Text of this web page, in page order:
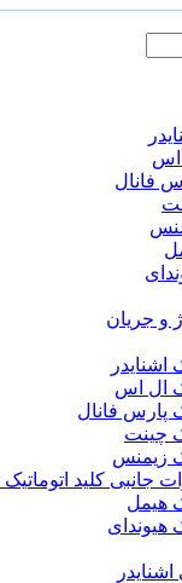
اس
فانال
و‌ جریان
اشنایدر
ال اس
پارس فانال
چینت
زیمنس
جانبی کلید
هیمل
هیوندای